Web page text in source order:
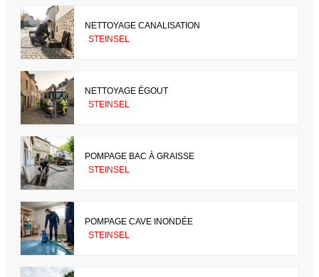
NETTOYAGE CANALISATION
STEINSEL
NETTOYAGE ÉGOUT
STEINSEL
POMPAGE BAC À GRAISSE
STEINSEL
POMPAGE CAVE INONDÉE
STEINSEL